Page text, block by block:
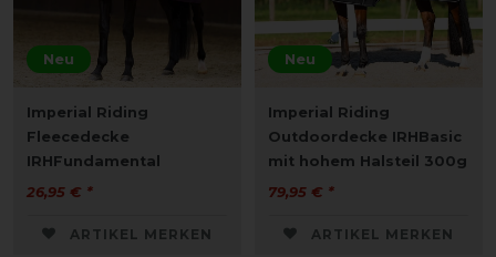
Neu
Imperial Riding
Fleecedecke
IRHFundamental
26,95 € *
ARTIKEL MERKEN
Neu
Imperial Riding
Outdoordecke IRHBasic
mit hohem Halsteil 300g
79,95 € *
ARTIKEL MERKEN